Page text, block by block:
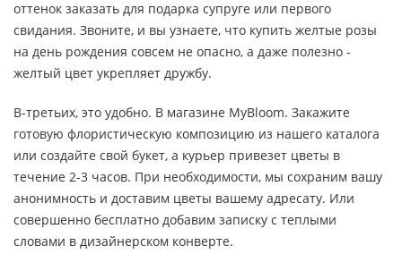
оттенок заказать для подарка супруге или первого
свидания. Звоните, и вы узнаете, что купить желтые розы
на день рождения совсем не опасно, а даже полезно -
желтый цвет укрепляет дружбу.
В-третьих, это удобно. В магазине MyBloom. Закажите
готовую флористическую композицию из нашего каталога
или создайте свой букет, а курьер привезет цветы в
течение 2-3 часов. При необходимости, мы сохраним вашу
анонимность и доставим цветы вашему адресату. Или
совершенно бесплатно добавим записку с теплыми
словами в дизайнерском конверте.